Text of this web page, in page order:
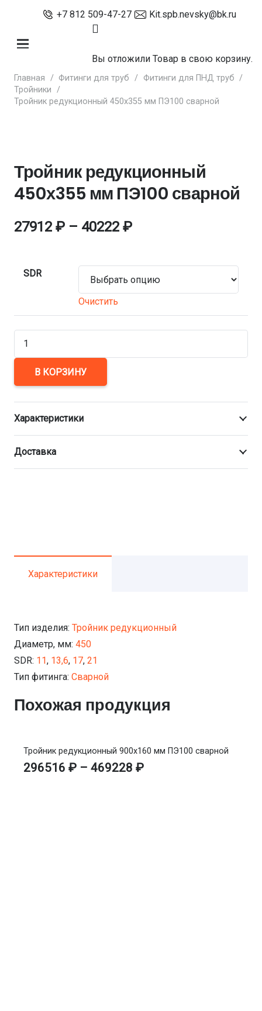
+7 812 509-47-27 Kit.spb.nevsky@bk.ru
Вы отложилиТовар в свою корзину.
Главная / Фитинги для труб / Фитинги для ПНД труб /
Тройники /
Тройник редукционный 450х355 мм ПЭ100 сварной
Тройник редукционный
450х355 мм ПЭ100 сварной
27912 ₽ – 40222 ₽
SDR
Очистить
Количество
Тройник
редукционный
450х355
мм
ПЭ100
сварной
В КОРЗИНУ
Характеристики
Доставка
Характеристики
Тип изделия: Тройник редукционный
Диаметр, мм: 450
SDR: 11, 13,6, 17, 21
Тип фитинга: Сварной
Похожая продукция
Тройник редукционный 900х160 мм ПЭ100 сварной
296516 ₽ – 469228 ₽